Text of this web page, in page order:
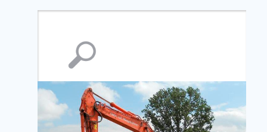
Vergroting